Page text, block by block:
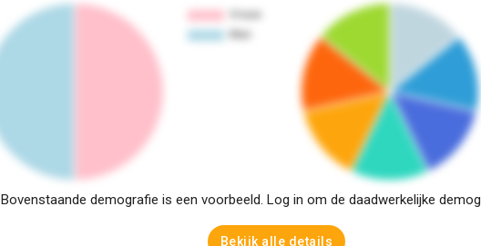
Bovenstaande demografie is een voorbeeld. Log in om de daadwerkelijke
Bekijk alle details